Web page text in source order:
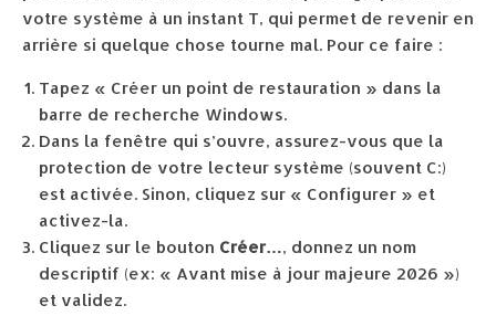
votre système à un instant T, qui permet de revenir en
arrière si quelque chose tourne mal. Pour ce faire :
Tapez « Créer un point de restauration » dans la
barre de recherche Windows.
Dans la fenêtre qui s’ouvre, assurez-vous que la
protection de votre lecteur système (souvent C:)
est activée. Sinon, cliquez sur « Configurer » et
activez-la.
Cliquez sur le bouton Créer…, donnez un nom
descriptif (ex: « Avant mise à jour majeure 2026 »)
et validez.